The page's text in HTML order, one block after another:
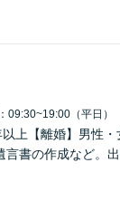
09:30~19:00（平日）
上【離婚】男性
書の作成など。